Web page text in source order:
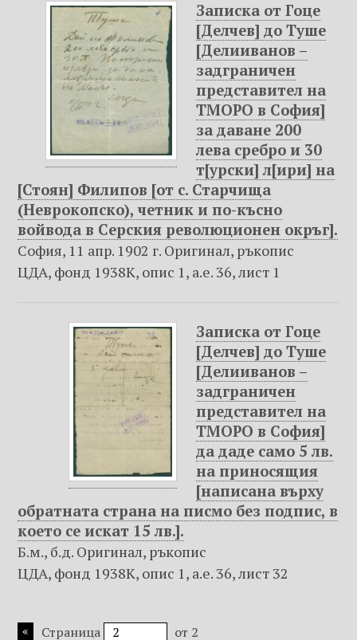
Записка от Гоце
[Делчев] до Туше
[Делииванов –
задграничен
представител на
ТМОРО в София]
за даване 200
лева сребро и 30
т[урски] л[ири] на
[Стоян] Филипов [от с. Старчища
(Неврокопско), четник и по-късно
войвода в Серския революционен окръг].
София, 11 апр. 1902 г. Оригинал, ръкопис
ЦДА, фонд 1938К, опис 1, а.е. 36, лист 1
Записка от Гоце
[Делчев] до Туше
[Делииванов –
задграничен
представител на
ТМОРО в София]
да даде само 5 лв.
на приносящия
[написана върху
обратната страна на писмо без подпис, в
което се искат 15 лв.].
Б.м., б.д. Оригинал, ръкопис
ЦДА, фонд 1938К, опис 1, а.е. 36, лист 32
Страница от 2